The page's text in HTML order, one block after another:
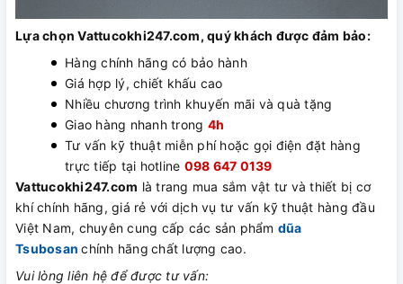
Lựa chọn Vattucokhi247.com, quý khách được đảm bảo:
Hàng chính hãng có bảo hành
Giá hợp lý, chiết khấu cao
Nhiều chương trình khuyến mãi và quà tặng
Giao hàng nhanh trong 4h
Tư vấn kỹ thuật miễn phí hoặc gọi điện đặt hàng
trực tiếp tại hotline 098 647 0139
Vattucokhi247.com là trang mua sắm vật tư và thiết bị cơ
khí chính hãng, giá rẻ với dịch vụ tư vấn kỹ thuật hàng đầu
Việt Nam, chuyên cung cấp các sản phẩm dũa
Tsubosan chính hãng chất lượng cao.
Vui lòng liên hệ để được tư vấn: